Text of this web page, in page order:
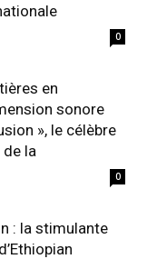
0
en
sonore
», le célèbre
la
0
: la stimulante